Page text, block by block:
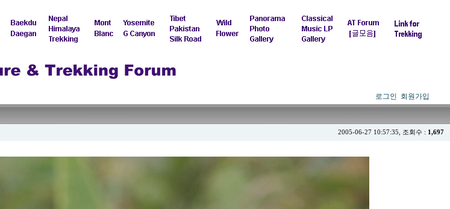
로그인 회원가입
2005-06-27 10:57:35, 조회수 : 1,697